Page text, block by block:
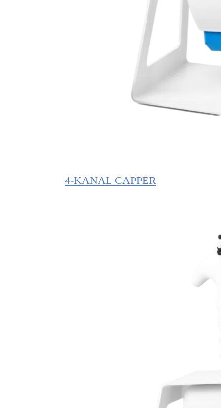
4-KANAL CAPPER